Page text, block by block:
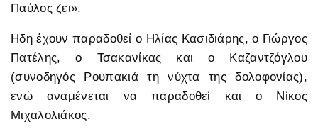
Παύλος ζει».
Ηδη έχουν παραδοθεί ο Ηλίας Κασιδιάρης, ο Γιώργος
Πατέλης, ο Τσακανίκας και ο Καζαντζόγλου
(συνοδηγός Ρουπακιά τη νύχτα της δολοφονίας),
ενώ αναμένεται να παραδοθεί και ο Νίκος
Μιχαλολιάκος.